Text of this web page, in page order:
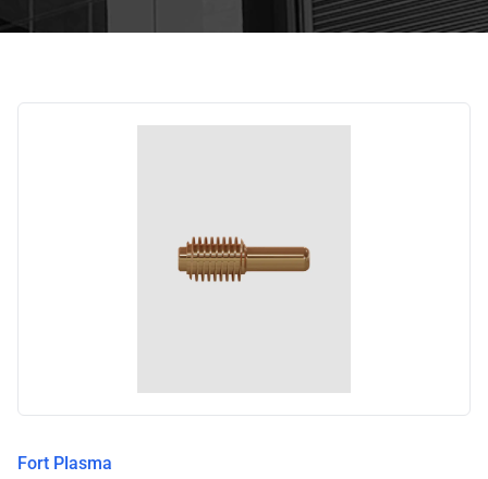
Catálogos
Fort Plasma